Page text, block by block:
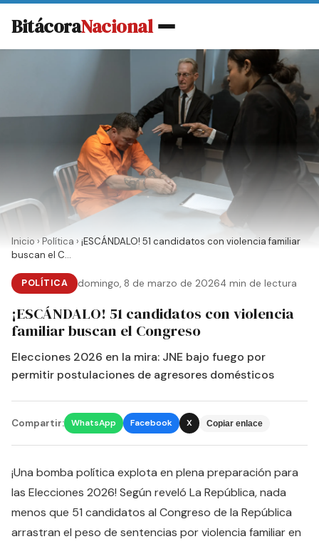
BitácoraNacional
Inicio › Política › ¡ESCÁNDALO! 51 candidatos con violencia familiar
buscan el C...
POLÍTICA domingo, 8 de marzo de 20264 min de lectura
¡ESCÁNDALO! 51 candidatos con violencia
familiar buscan el Congreso
Elecciones 2026 en la mira: JNE bajo fuego por
permitir postulaciones de agresores domésticos
Compartir: WhatsApp Facebook X Copiar enlace
¡Una bomba política explota en plena preparación para
las Elecciones 2026! Según reveló La República, nada
menos que 51 candidatos al Congreso de la República
arrastran el peso de sentencias por violencia familiar en